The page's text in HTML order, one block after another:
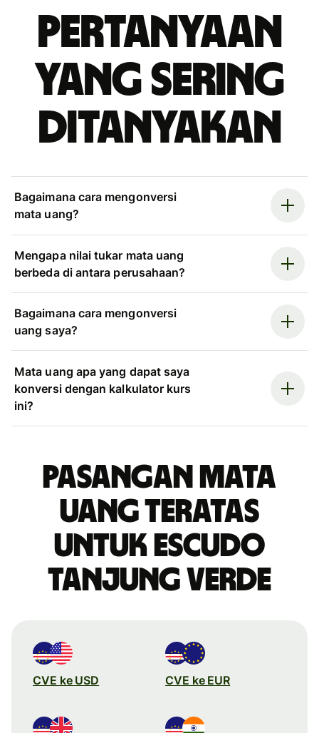
Pertanyaan
yang sering
ditanyakan
Bagaimana cara mengonversi
mata uang?
Mengapa nilai tukar mata uang
berbeda di antara perusahaan?
Bagaimana cara mengonversi
uang saya?
Mata uang apa yang dapat saya
konversi dengan kalkulator kurs
ini?
Pasangan mata
uang teratas
untuk escudo
Tanjung Verde
CVE ke USD CVE ke EUR